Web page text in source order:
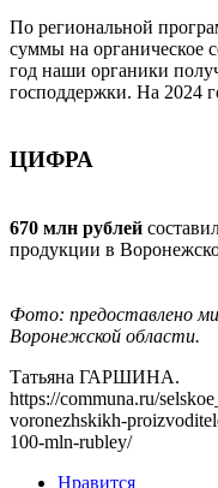
По региональной
суммы на органическое
год наши органики
господдержки. На 2024
ЦИФРА
670 млн рублей
продукции в
Фото: предоставлено
Воронежской области.
Татьяна ГАРШИНА.
https://communa.ru/
voronezhskikh-
100-mln-rubley/
Нравится